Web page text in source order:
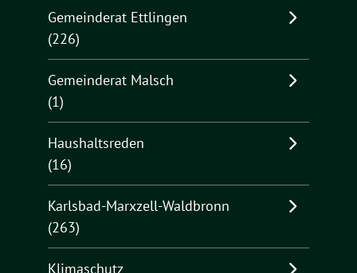
Gemeinderat Ettlingen
(226)
Gemeinderat Malsch
(1)
Haushaltsreden
(16)
Karlsbad-Marxzell-Waldbronn
(263)
Klimaschutz